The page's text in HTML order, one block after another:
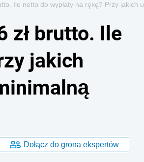
Ile netto do wypłaty na rękę? Przy
zł brutto. Ile
jakich
Dołącz do grona ekspertów